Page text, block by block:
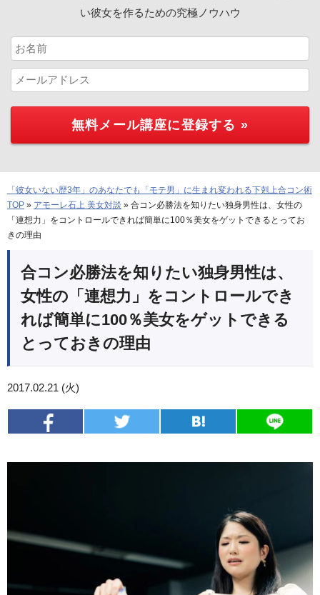
い彼女を作るための究極ノウハウ
「彼女いない歴3年」のあなたでも「モテ男」に生まれ変われる下剋上合コン術
TOP » アモーレ石上 美女対談 » 合コン必勝法を知りたい独身男性は、女性の
「連想力」をコントロールできれば簡単に100％美女をゲットできるとってお
きの理由
合コン必勝法を知りたい独身男性は、
女性の「連想力」をコントロールでき
れば簡単に100％美女をゲットできる
とっておきの理由
2017.02.21 (火)